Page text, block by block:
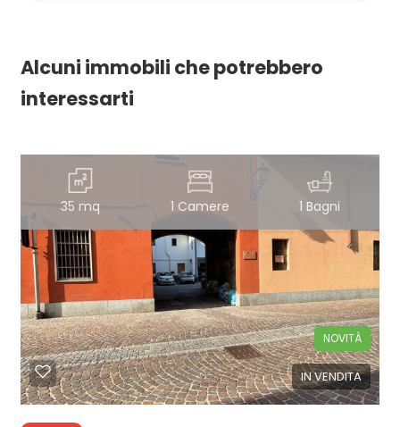
Alcuni immobili che potrebbero
interessarti
35 mq 1 Camere 1 Bagni
IN VENDITA
NOVITÀ